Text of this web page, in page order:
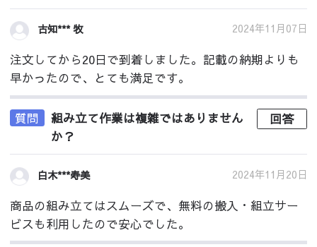
古知*** 牧 2024年11月07日
注文してから20日で到着しました。記載の納期よりも
早かったので、とても満足です。
質問
組み立て作業は複雑ではありません
か？
回答
白木***寿美 2024年11月20日
商品の組み立てはスムーズで、無料の搬入・組立サー
ビスも利用したので安心でした。